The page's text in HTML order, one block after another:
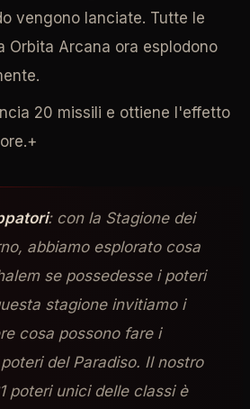
vengono lanciate. Tutte le
Orbita Arcana ora esplodono
20 missili e ottiene l'effetto
: con la Stagione dei
abbiamo esplorato cosa
se possedesse i poteri
stagione invitiamo i
cosa possono fare i
del Paradiso. Il nostro
poteri unici delle classi è